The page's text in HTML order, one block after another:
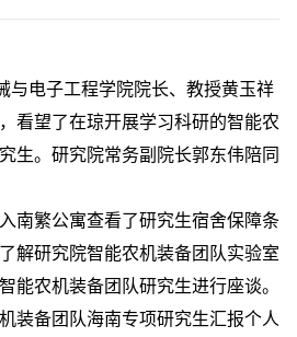
与电子工程学院院长、教授黄玉祥
看望了在琼开展学习科研的智能农
生。研究院常务副院长郭东伟陪同
南繁公寓查看了研究生宿舍保障条
解研究院智能农机装备团队实验室
能农机装备团队研究生进行座谈。
装备团队海南专项研究生汇报个人